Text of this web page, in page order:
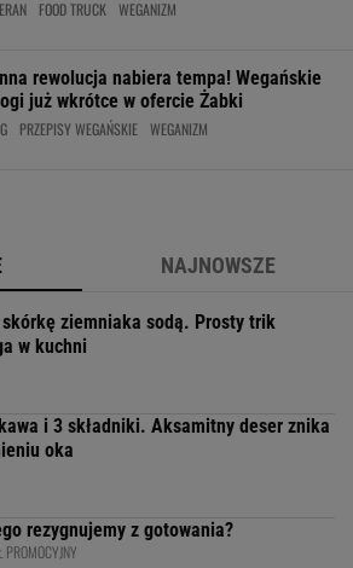
FOOD TRUCK WEGANIZM
rewolucja nabiera tempa! Wegańskie
już wkrótce w ofercie Żabki
PRZEPISY WEGAŃSKIE WEGANIZM
NAJNOWSZE
skórkę ziemniaka sodą. Prosty trik
w kuchni
i 3 składniki. Aksamitny deser znika
oka
rezygnujemy z gotowania?
PROMOCYJNY